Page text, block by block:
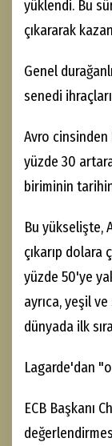
yüklendi. Bu
çıkararak
Genel
senedi
Avro cinsinden
yüzde 30
biriminin
Bu yükselişte,
çıkarıp dolara
yüzde 50'ye
ayrıca, yeşil
dünyada ilk
Lagarde'dan
ECB Başkanı